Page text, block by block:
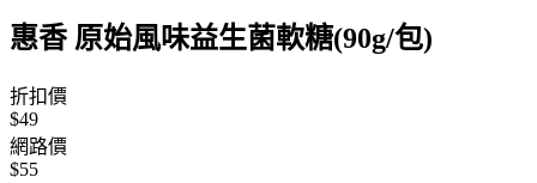
惠香 原始風味益生菌軟糖(90g/包)
折扣價
$49
網路價
$55